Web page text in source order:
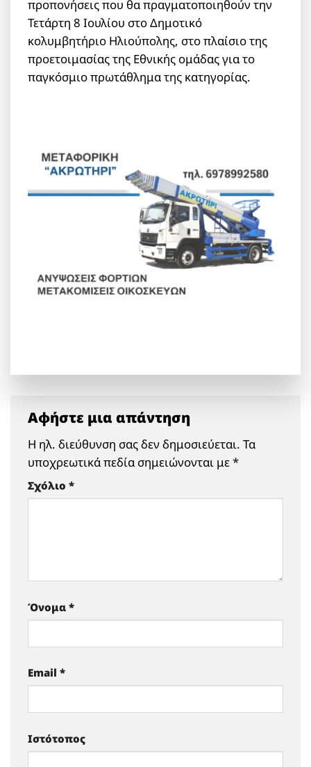
προπονήσεις που θα πραγματοποιηθούν την
Τετάρτη 8 Ιουλίου στο Δημοτικό
κολυμβητήριο Ηλιούπολης, στο πλαίσιο της
προετοιμασίας της Εθνικής ομάδας για το
παγκόσμιο πρωτάθλημα της κατηγορίας.
Αφήστε μια απάντηση
Η ηλ. διεύθυνση σας δεν δημοσιεύεται. Τα
υποχρεωτικά πεδία σημειώνονται με*
Σχόλιο *
Όνομα *
Email *
Ιστότοπος